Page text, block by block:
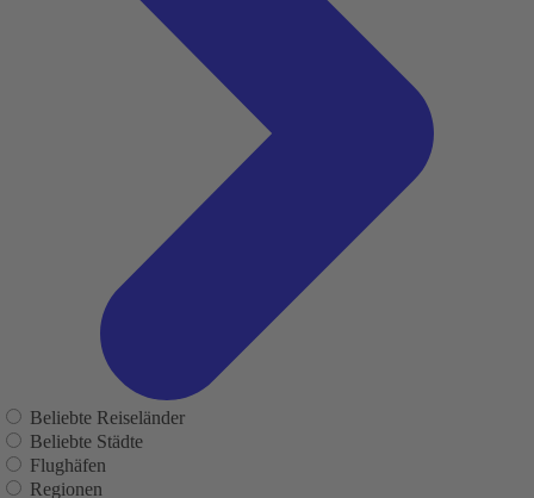
Beliebte Reiseländer
Beliebte Städte
Flughäfen
Regionen